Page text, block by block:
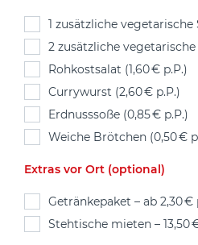
1 zusätzliche vegetarische
2 zusätzliche vegetarische
Rohkostsalat (1,60 € p.P.)
Currywurst (2,60 € p.P.)
Erdnusssoße (0,85 € p.P.)
Weiche Brötchen (0,50 €
Extras vor Ort (optional)
Getränkepaket – ab 2,30
Stehtische mieten – 13,50